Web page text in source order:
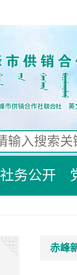
社务公开
互动交流
赤峰